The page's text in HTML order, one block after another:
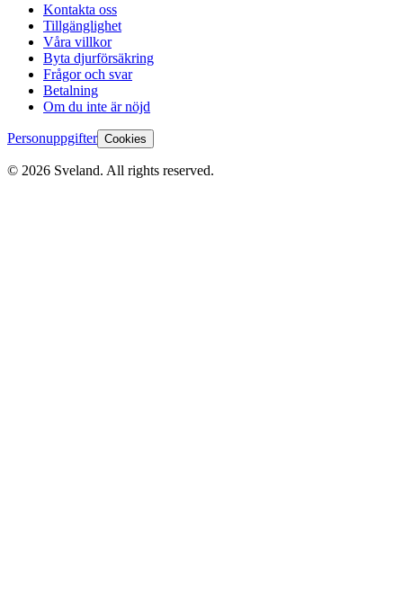
Kontakta oss
Tillgänglighet
Våra villkor
Byta djurförsäkring
Frågor och svar
Betalning
Om du inte är nöjd
Personuppgifter Cookies
© 2026 Sveland. All rights reserved.